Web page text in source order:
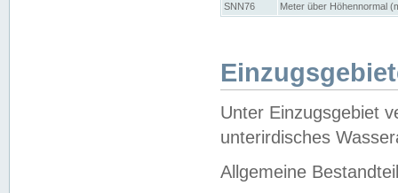
SNN76
Meter über Höhennormal
Unter Einzugsgebiet
unterirdisches
Allgemeine